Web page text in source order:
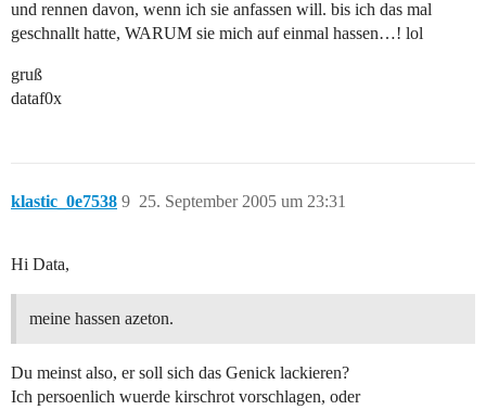
und rennen davon, wenn ich sie anfassen will. bis ich das mal
geschnallt hatte, WARUM sie mich auf einmal hassen…! lol
gruß
dataf0x
klastic_0e7538 25. September 2005 um 23:31
9
Hi Data,
meine hassen azeton.
Du meinst also, er soll sich das Genick lackieren?
Ich persoenlich wuerde kirschrot vorschlagen, oder